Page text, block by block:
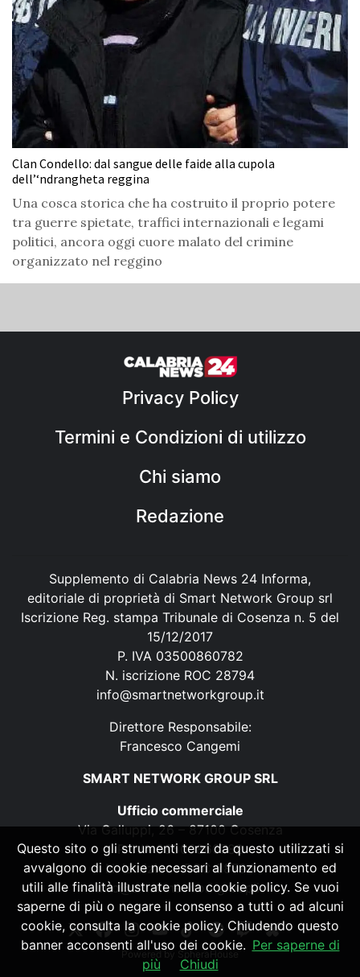
Clan Condello: dal sangue delle faide alla cupola
dell’‘ndrangheta reggina
Una cosca storica che ha costruito il proprio potere
tra guerre spietate, traffici internazionali e legami
politici, ancora oggi cuore malato del crimine
organizzato nel reggino
Privacy Policy
Termini e Condizioni di utilizzo
Chi siamo
Redazione
Supplemento di Calabria News 24 Informa,
editoriale di proprietà di Smart Network Group srl
Iscrizione Reg. stampa Tribunale di Cosenza n. 5 del
15/12/2017
P. IVA 03500860782
N. iscrizione ROC 28794
info@smartnetworkgroup.it
Direttore Responsabile:
Francesco Cangemi
SMART NETWORK GROUP SRL
Ufficio commerciale
Via Galluppi, 26 – 87100 Cosenza
P. IVA 03500860782
N. iscrizione ROC 28794
info@smartnetworkgroup.it
Powered by SpheraHouse
Questo sito o gli strumenti terzi da questo utilizzati si
avvalgono di cookie necessari al funzionamento ed
utili alle finalità illustrate nella cookie policy. Se vuoi
saperne di più o negare il consenso a tutti o ad alcuni
cookie, consulta la cookie policy. Chiudendo questo
banner acconsenti all'uso dei cookie. Per saperne di
più
Chiudi